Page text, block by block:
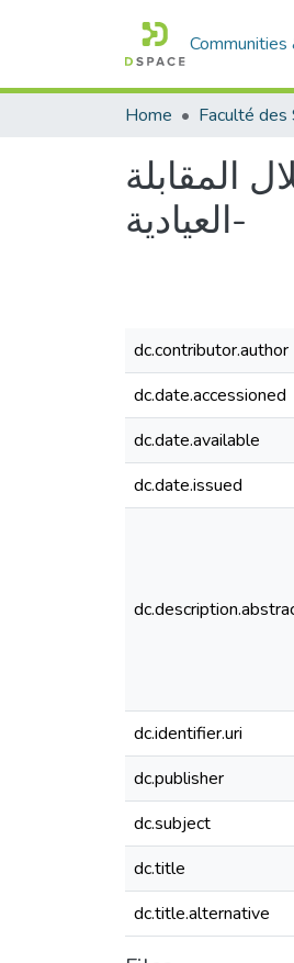
Home
المقابلة
العيادية-
dc.contributor.author
dc.date.accessioned
dc.date.available
dc.date.issued
dc.identifier.uri
dc.publisher
dc.subject
dc.title
dc.title.alternative